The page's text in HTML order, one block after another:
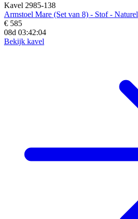
Kavel 2985-138
Armstoel Mare (Set van 8) - Stof - Naturel
€ 585
08d 03:42:02
Bekijk kavel